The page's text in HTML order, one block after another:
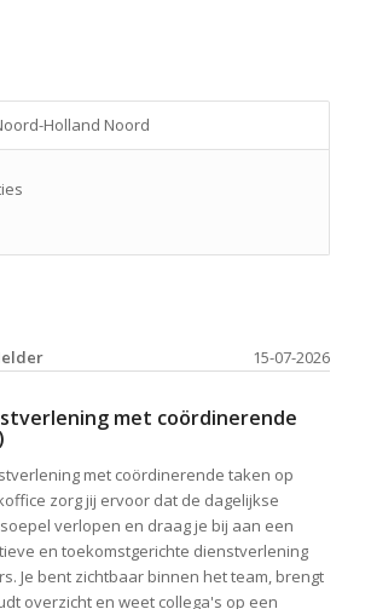
Holland Noord
15-07-2026
met coördinerende
met coördinerende taken op
zorg jij ervoor dat de dagelijkse
verlopen en draag je bij aan een
en toekomstgerichte dienstverlening
Je bent zichtbaar binnen het team, brengt
overzicht en weet collega's op een